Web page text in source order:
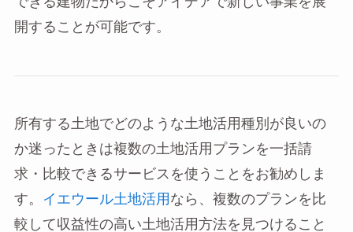
開することが可能です。
所有する土地でどのような土地活用種別が良いの
か迷ったときは複数の土地活用プランを一括請
求・比較できるサービスを使うことをお勧めしま
す。
イエウール土地活用 なら、複数のプランを比
較して収益性の高い土地活用方法を見つけること